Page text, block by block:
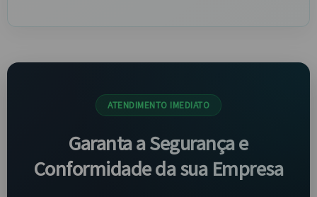
ATENDIMENTO IMEDIATO
Garanta a Segurança e
Conformidade da sua Empresa